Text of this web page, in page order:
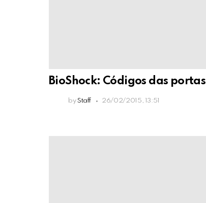
BioShock: Códigos das portas
by Staff 26/02/2015, 13:51